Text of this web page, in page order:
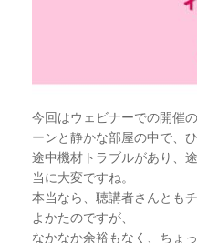
今回はウェビナーでの開催
ーンと静かな部屋の中で、
途中機材トラブルがあり、
当に大変ですね。
本当なら、聴講者さんとも
よかたのですが、
なかなか余裕もなく、ちょ